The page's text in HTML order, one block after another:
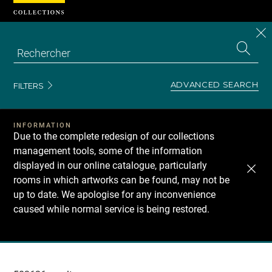
FILTERS ADVANCED SEARCH
INFORMATION
Due to the complete redesign of our collections
management tools, some of the information
displayed in our online catalogue, particularly
rooms in which artworks can be found, may not be
up to date. We apologise for any inconvenience
caused while normal service is being restored.
Recherche
Cookies management panel